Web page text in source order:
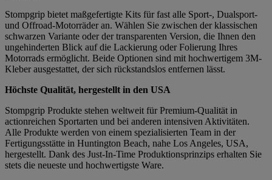
Stompgrip bietet maßgefertigte Kits für fast alle Sport-, Dualsport-
und Offroad-Motorräder an. Wählen Sie zwischen der klassischen
schwarzen Variante oder der transparenten Version, die Ihnen den
ungehinderten Blick auf die Lackierung oder Folierung Ihres
Motorrads ermöglicht. Beide Optionen sind mit hochwertigem 3M-
Kleber ausgestattet, der sich rückstandslos entfernen lässt.
Höchste Qualität, hergestellt in den USA
Stompgrip Produkte stehen weltweit für Premium-Qualität in
actionreichen Sportarten und bei anderen intensiven Aktivitäten.
Alle Produkte werden von einem spezialisierten Team in der
Fertigungsstätte in Huntington Beach, nahe Los Angeles, USA,
hergestellt. Dank des Just-In-Time Produktionsprinzips erhalten Sie
stets die neueste und hochwertigste Ware.